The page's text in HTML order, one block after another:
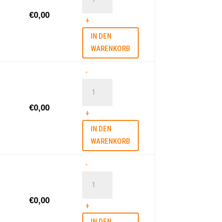
Menge
€0,00
Menge
+
IN DEN
WARENKORB
€0,00
Rollatortraining
Menge
-
+
IN DEN
WARENKORB
€0,00
Schallplatten-
-
+